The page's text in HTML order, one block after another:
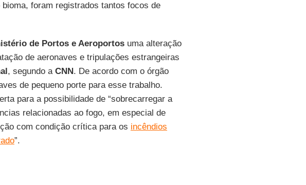
foram registrados tantos focos de
de Portos e Aeroportosuma alteração
de aeronaves e tripulações estrangeiras
, segundo a CNN. De acordo com o órgão
de pequeno porte para esse trabalho.
para a possibilidade de “sobrecarregar a
relacionadas ao fogo, em especial de
com condição crítica para os incêndios
”.